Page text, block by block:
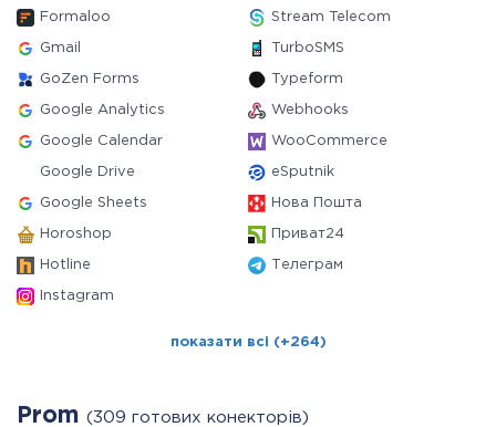
Formaloo Stream Telecom
Gmail TurboSMS
GoZen Forms Typeform
Google Analytics Webhooks
Google Calendar WooCommerce
Google Drive eSputnik
Google Sheets Нова Пошта
Horoshop Приват24
Hotline Телеграм
Instagram
показати всі (+264)
Prom (309 готових конекторів)